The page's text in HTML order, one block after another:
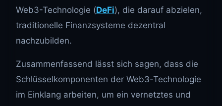
Web3-Technologie (DeFi), die darauf abzielen,
traditionelle Finanzsysteme dezentral
nachzubilden.
Zusammenfassend lässt sich sagen, dass die
Schlüsselkomponenten der Web3-Technologie
im Einklang arbeiten, um ein vernetztes und